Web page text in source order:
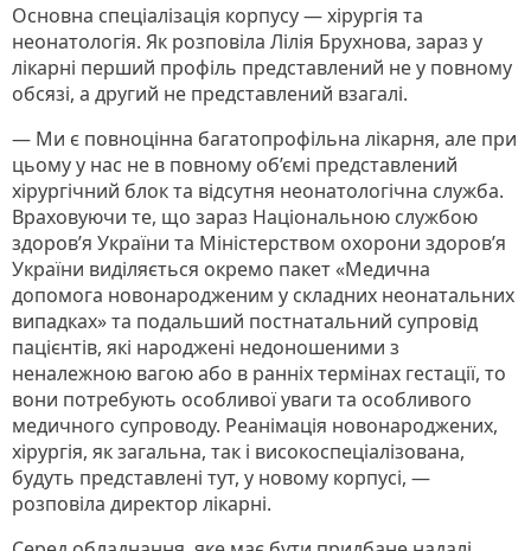
Основна спеціалізація корпусу — хірургія та
неонатологія. Як розповіла Лілія Брухнова, зараз у
лікарні перший профіль представлений не у повному
обсязі, а другий не представлений взагалі.
— Ми є повноцінна багатопрофільна лікарня, але при
цьому у нас не в повному об’ємі представлений
хірургічний блок та відсутня неонатологічна служба.
Враховуючи те, що зараз Національною службою
здоров’я України та Міністерством охорони здоров’я
України виділяється окремо пакет «Медична
допомога новонародженим у складних неонатальних
випадках» та подальший постнатальний супровід
пацієнтів, які народжені недоношеними з
неналежною вагою або в ранніх термінах гестації, то
вони потребують особливої уваги та особливого
медичного супроводу. Реанімація новонароджених,
хірургія, як загальна, так і високоспеціалізована,
будуть представлені тут, у новому корпусі, —
розповіла директор лікарні.